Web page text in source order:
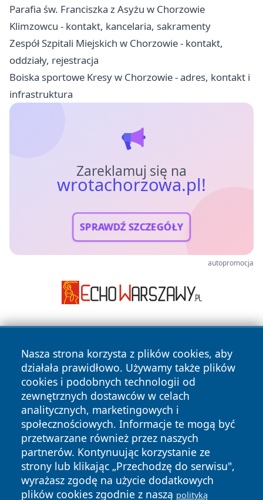
Parafia św. Franciszka z Asyżu w Chorzowie
Klimzowcu - kontakt, kancelaria, sakramenty
Zespół Szpitali Miejskich w Chorzowie - kontakt,
oddziały, rejestracja
Boiska sportowe Kresy w Chorzowie - adres, kontakt i
infrastruktura
Zareklamuj się na
wrotachorzowa.pl!
SPRAWDŹ SZCZEGÓŁY
autopromocja
Nasza strona korzysta z plików cookies, aby
działała prawidłowo. Używamy także plików
cookies i podobnych technologii od
zewnętrznych dostawców w celach
analitycznych, marketingowych i
społecznościowych. Informacje te mogą być
przetwarzane również przez naszych
partnerów. Kontynuując korzystanie ze
strony lub klikając „Przechodzę do serwisu",
wyrażasz zgodę na użycie dodatkowych
plików cookies zgodnie z naszą polityką
Copyright © 2026 wrotachorzowa.pl Wszystkie prawa
zastrzeżone.
News Autorzy
Polityka
Prywatności
Polityka
Cookies